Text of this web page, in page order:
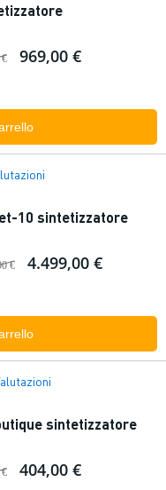
€ 969,00 €
10 sintetizzatore
€ 4.499,00 €
sintetizzatore
€ 404,00 €